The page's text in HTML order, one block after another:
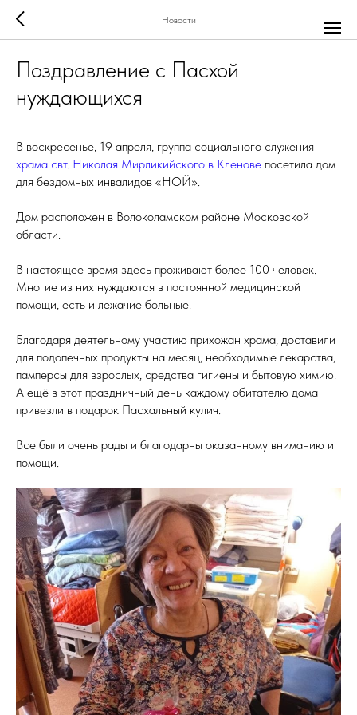
Новости
Поздравление с Пасхой
нуждающихся
В воскресенье, 19 апреля, группа социального служения
храма свт. Николая Мирликийского в Кленове посетила дом
для бездомных инвалидов «НОЙ».
Дом расположен в Волоколамском районе Московской
области.
В настоящее время здесь проживают более 100 человек.
Многие из них нуждаются в постоянной медицинской
помощи, есть и лежачие больные.
Благодаря деятельному участию прихожан храма, доставили
для подопечных продукты на месяц, необходимые лекарства,
памперсы для взрослых, средства гигиены и бытовую химию.
А ещё в этот праздничный день каждому обитателю дома
привезли в подарок Пасхальный кулич.
Все были очень рады и благодарны оказанному вниманию и
помощи.